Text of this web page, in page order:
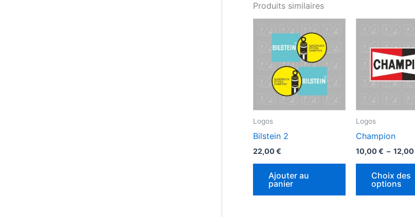
Produits similaires
Logos
Bilstein 2
22,00€
Ajouter au
panier
Logos
Champion
10,00€ – 12,00
Choix des
options